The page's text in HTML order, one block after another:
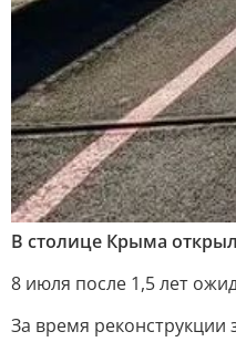
В столице Крыма
8 июля после 1,5 лет
За время